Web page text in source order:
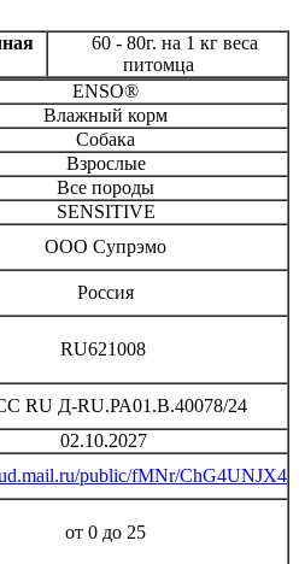
60 - 80г. на 1 кг веса
питомца
ENSO®
Влажный корм
Собака
Взрослые
Все породы
SENSITIVE
ООО Супрэмо
Россия
RU621008
RU Д-RU.РА01.B.40078/24
02.10.2027
public/fMNr/ChG4UNJX4
от 0 до 25